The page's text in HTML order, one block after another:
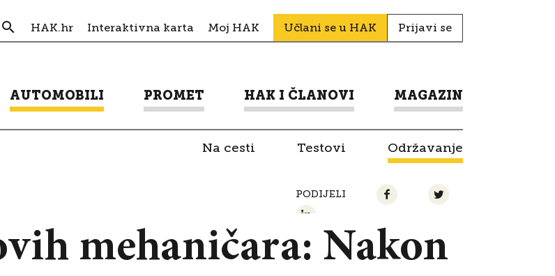
HAK.hr Interaktivna karta Moj HAK Učlani se u HAK Prijavi se
AUTOMOBILI PROMET HAK I ČLANOVI MAGAZIN
Na cesti Testovi Održavanje
PODIJELI
mehaničara: Nakon